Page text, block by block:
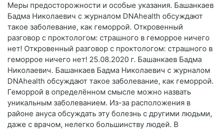
Меры предосторожности и особые указания. Башанкаев
Бадма Николаевич с журналом DNAhealth обсуждают
такое заболевание, как геморрой. Откровенный
разговор с проктологом: страшного в геморрое ничего
нет! Откровенный разговор с проктологом: страшного в
геморрое ничего нет! 25.08.2020 г. Башанкаев Бадма
Николаевич. Башанкаев Бадма Николаевич с журналом
DNAhealth обсуждают такое заболевание, как геморрой.
Геморрой в определённом смысле можно назвать
уникальным заболеванием. Из-за расположения в
районе ануса обсуждать эту болезнь с другими людьми,
даже с врачом, нелегко большинству людей. В